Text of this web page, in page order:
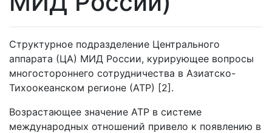
Структурное подразделение Центрального
аппарата (ЦА) МИД России, курирующее вопросы
многостороннего сотрудничества в Азиатско-
Тихоокеанском регионе (АТР) [2].
Возрастающее значение АТР в системе
международных отношений привело к появлению в